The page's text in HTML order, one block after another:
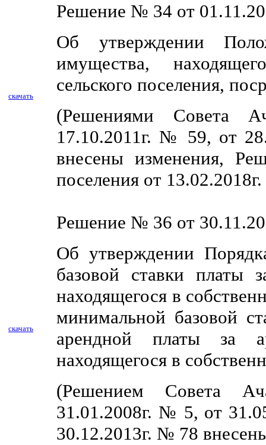
скачать
Решение № 34 от
Об утверждении
имущества,
сельского поселения,
(Решениями Совета
17.10.2011г. № 59, от
внесены изменения,
поселения от
скачать
Решение № 36 от
Об утверждении
базовой ставки платы
находящегося в
минимальной базовой
арендной платы за
находящегося в
(Решением Совета
31.01.2008г. № 5, от
30.12.2013г. № 78